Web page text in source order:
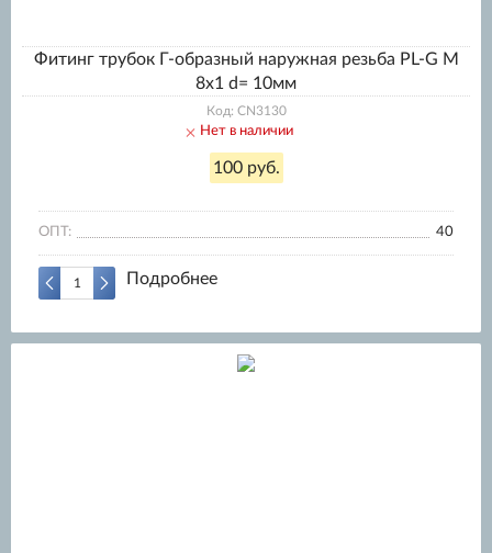
Фитинг трубок Г-образный наружная резьба PL-G M
8x1 d= 10мм
Код: CN3130
Нет в наличии
100 руб.
ОПТ: 40
Подробнее